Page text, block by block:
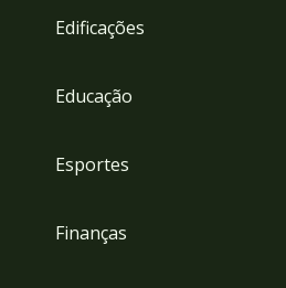
Edificações
Educação
Esportes
Finanças